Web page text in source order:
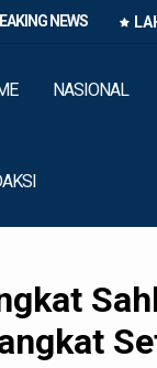
NEWS
9
NASIONAL